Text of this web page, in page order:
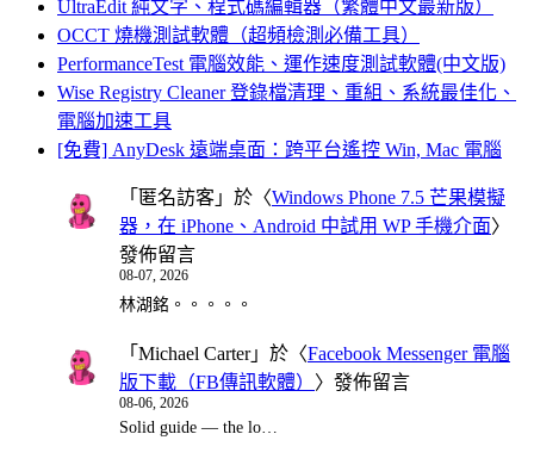
UltraEdit 純文字、程式碼編輯器（繁體中文最新版）
OCCT 燒機測試軟體（超頻檢測必備工具）
PerformanceTest 電腦效能、運作速度測試軟體(中文版)
Wise Registry Cleaner 登錄檔清理、重組、系統最佳化、
電腦加速工具
[免費] AnyDesk 遠端桌面：跨平台遙控 Win, Mac 電腦
「 匿名訪客 」於〈Windows Phone 7.5 芒果模擬
器，在 iPhone、Android 中試用 WP 手機介面〉
發佈留言
08-07, 2026
林湖銘。。。。。
「 Michael Carter」於〈Facebook Messenger 電腦
版下載（FB傳訊軟體） 〉發佈留言
08-06, 2026
Solid guide — the lo…